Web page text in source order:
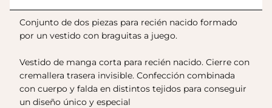
Conjunto de dos piezas para recién nacido formado
por un vestido con braguitas a juego.
Vestido de manga corta para recién nacido. Cierre con
cremallera trasera invisible. Confección combinada
con cuerpo y falda en distintos tejidos para conseguir
un diseño único y especial
Botas Splash Euri Borreguito
$175.000